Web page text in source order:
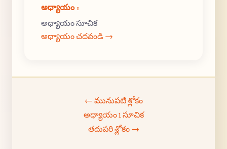
అధ్యాయం 1
అధ్యాయం సూచిక
అధ్యాయం చదవండి →
← మునుపటి శ్లోకం
అధ్యాయం 1 సూచిక
తదుపరి శ్లోకం →